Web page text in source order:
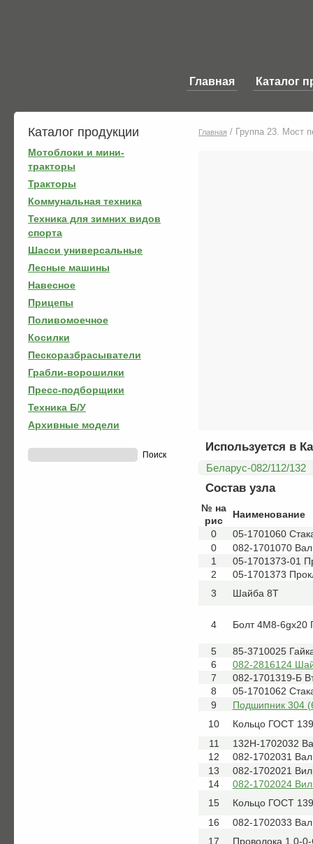
Главная Каталог
Каталог продукции
Мотоблоки и мини-
тракторы
Тракторы
Коммунальная техника
Техника для зимних видов
спорта
Шасси универсальные
Лесные машины
Навесное
Прицепы
Поливомоечное
Косилки
Пескоразбрасыватели
Грабли-ворошилки
Пресс-подборщики
Техника Б/У
Архивные модели
Главная / Группа 23. Мост
Используется в
Беларус-082/112/132
Состав узла
№ на
рис
Наименование
0
05-1701060
0
082-1701070
1
05-1701373-01
2
05-1701373
3
Шайба 8Т
4 Болт 4М8-6gх20
5
85-3710025
6
082-2816124
7
082-1701319-Б
8
05-1701062
9
Подшипник 304
10
Кольцо ГОСТ
11
132Н-1702032
12
082-1702031
13
082-1702021
14
082-1702024
15
Кольцо ГОСТ
16
082-1702033
17
Проволока 1,0-